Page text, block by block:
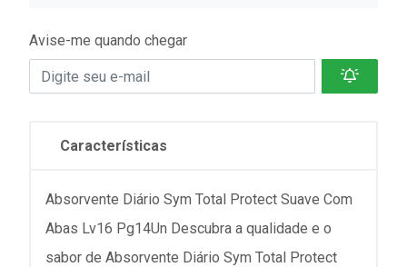
Avise-me quando chegar
Características
Absorvente Diário Sym Total Protect Suave Com
Abas Lv16 Pg14Un Descubra a qualidade e o
sabor de Absorvente Diário Sym Total Protect